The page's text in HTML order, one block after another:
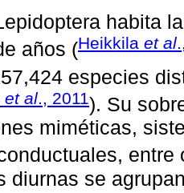
habita
años (Heikkila et al
especies
et al., 2011). Su
miméticas,
entre
diurnas se